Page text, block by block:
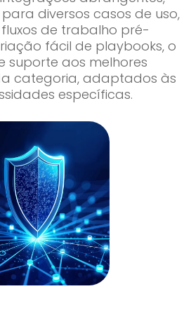
diversos casos de uso,
de trabalho pré-
fácil de playbooks, o
suporte aos melhores
categoria, adaptados às
específicas.